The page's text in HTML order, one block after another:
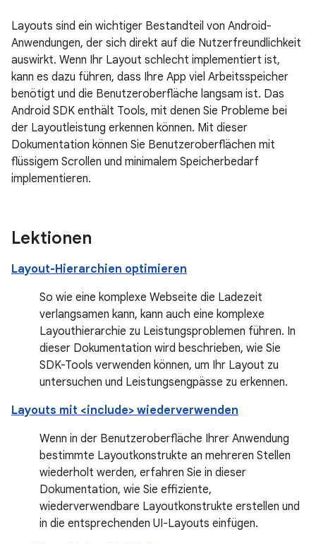
Layouts sind ein wichtiger Bestandteil von Android-
Anwendungen, der sich direkt auf die Nutzerfreundlichkeit
auswirkt. Wenn Ihr Layout schlecht implementiert ist,
kann es dazu führen, dass Ihre App viel Arbeitsspeicher
benötigt und die Benutzeroberfläche langsam ist. Das
Android SDK enthält Tools, mit denen Sie Probleme bei
der Layoutleistung erkennen können. Mit dieser
Dokumentation können Sie Benutzeroberflächen mit
flüssigem Scrollen und minimalem Speicherbedarf
implementieren.
Lektionen
Layout-Hierarchien optimieren
So wie eine komplexe Webseite die Ladezeit
verlangsamen kann, kann auch eine komplexe
Layouthierarchie zu Leistungsproblemen führen. In
dieser Dokumentation wird beschrieben, wie Sie
SDK-Tools verwenden können, um Ihr Layout zu
untersuchen und Leistungsengpässe zu erkennen.
Layouts mit <include> wiederverwenden
Wenn in der Benutzeroberfläche Ihrer Anwendung
bestimmte Layoutkonstrukte an mehreren Stellen
wiederholt werden, erfahren Sie in dieser
Dokumentation, wie Sie effiziente,
wiederverwendbare Layoutkonstrukte erstellen und
in die entsprechenden UI-Layouts einfügen.